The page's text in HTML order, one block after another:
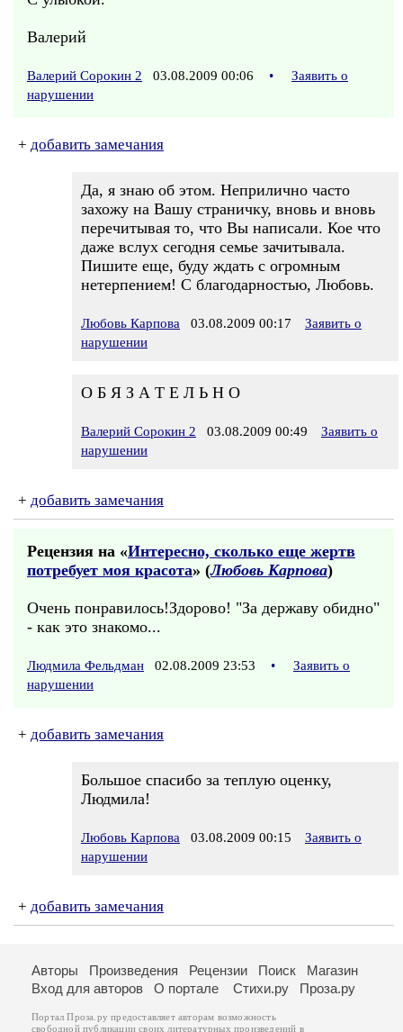
Валерий
Валерий Сорокин 2 03.08.2009 00:06 •
Заявить о
нарушении
+ добавить замечания
Да, я знаю об этом. Неприлично часто
захожу на Вашу страничку, вновь и вновь
перечитывая то, что Вы написали. Кое что
даже вслух сегодня семье зачитывала.
Пишите еще, буду ждать с огромным
нетерпением! С благодарностью, Любовь.
Любовь Карпова 03.08.2009 00:17
Заявить о
нарушении
О Б Я З А Т Е Л Ь Н О
Валерий Сорокин 2 03.08.2009 00:49
Заявить о
нарушении
+ добавить замечания
Рецензия на «Интересно, сколько еще жертв
потребует моя красота» (Любовь Карпова)
Очень понравилось!Здорово! "За державу обидно"
- как это знакомо...
Людмила Фельдман 02.08.2009 23:53 •
Заявить о
нарушении
+ добавить замечания
Большое спасибо за теплую оценку,
Людмила!
Любовь Карпова 03.08.2009 00:15
Заявить о
нарушении
+ добавить замечания
Авторы Произведения Рецензии Поиск
Магазин
Вход для авторов
О портале Стихи.ру Проза.ру
Портал Проза.ру предоставляет авторам возможность
свободной публикации своих литературных произведений в